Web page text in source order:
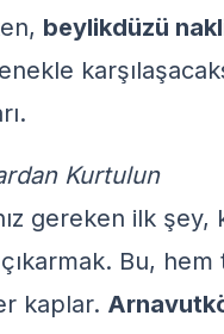
beylikdüzü
Kurtulun
gereken ilk şey,
Bu,
kaplar.